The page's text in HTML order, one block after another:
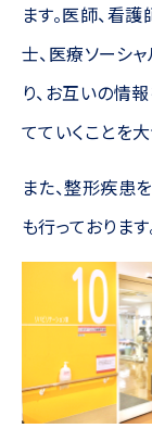
ます。医師、看
士、医療ソーシ
り、お互いの情
てていくことを
また、整形疾患
も行っております